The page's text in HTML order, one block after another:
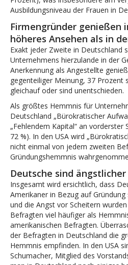
Ausbildungsniveau der Frauen in
Firmengründer genießen
höheres Ansehen als in
Exakt jeder Zweite in Deutschland
Unternehmens hierzulande in der
Anerkennung als Angestellte
gegenteiliger Meinung, 37 Prozent
gleichauf oder sind unentschieden.
Als größtes Hemmnis für
Deutschland „Bürokratischer
„Fehlendem Kapital“ an vorderster
72 %). In den USA wird
nicht einmal von jedem zweiten
Gründungshemmnis
Deutsche sind
Insgesamt wird ersichtlich, dass
Amerikaner in Bezug auf Gründung
und die Angst vor Scheitern
Befragten viel häufiger als
amerikanischen Befragten.
der Befragten in Deutschland die
Hemmnis empfinden. In den USA
Schumacher, Mitglied des